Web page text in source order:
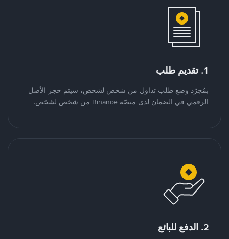
1. تقديم طلب
بمُجرّد وضع طلب تداول من شخص لشخص، سيتم حجز الأصل
الرقمي في الضمان لدى منصّة Binance من شخص لشخص.
2. الدفع للبائع